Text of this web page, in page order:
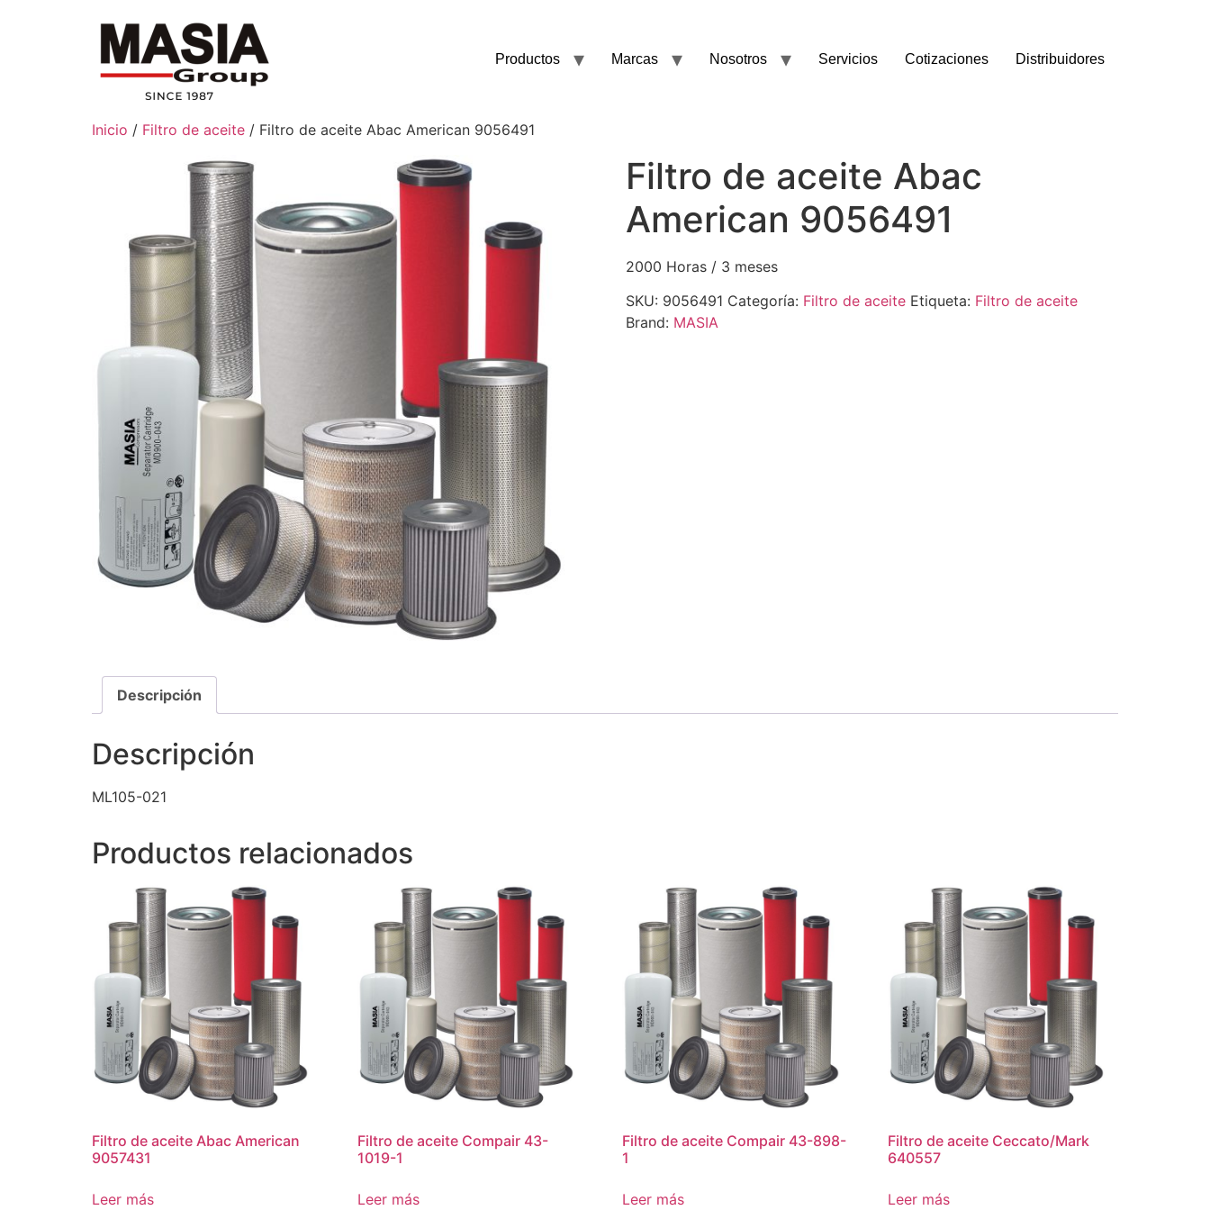
Productos Marcas Nosotros Servicios Cotizaciones Distribuidores
Inicio / Filtro de aceite / Filtro de aceite Abac American 9056491
Filtro de aceite Abac
American 9056491
2000 Horas / 3 meses
SKU: 9056491 Categoría: Filtro de aceite Etiqueta: Filtro de aceite
Brand: MASIA
Descripción
Descripción
ML105-021
Productos relacionados
Filtro de aceite Abac American
9057431
Leer más
Filtro de aceite Compair 43-
1019-1
Leer más
Filtro de aceite Compair 43-898-
1
Leer más
Filtro de aceite Ceccato/Mark
640557
Leer más